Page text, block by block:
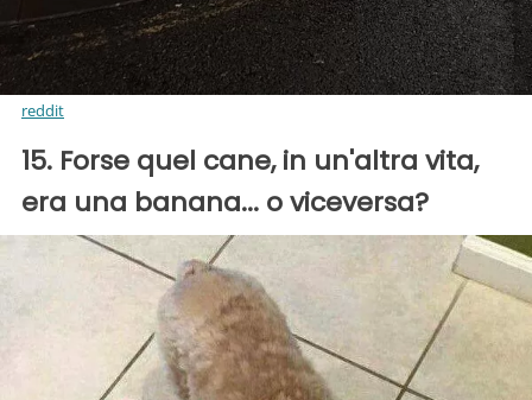
reddit
15. Forse quel cane, in un'altra vita,
era una banana... o viceversa?